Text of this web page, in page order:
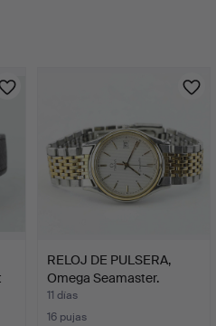
RELOJ DE PULSERA,
Omega Seamaster.
11 días
16 pujas